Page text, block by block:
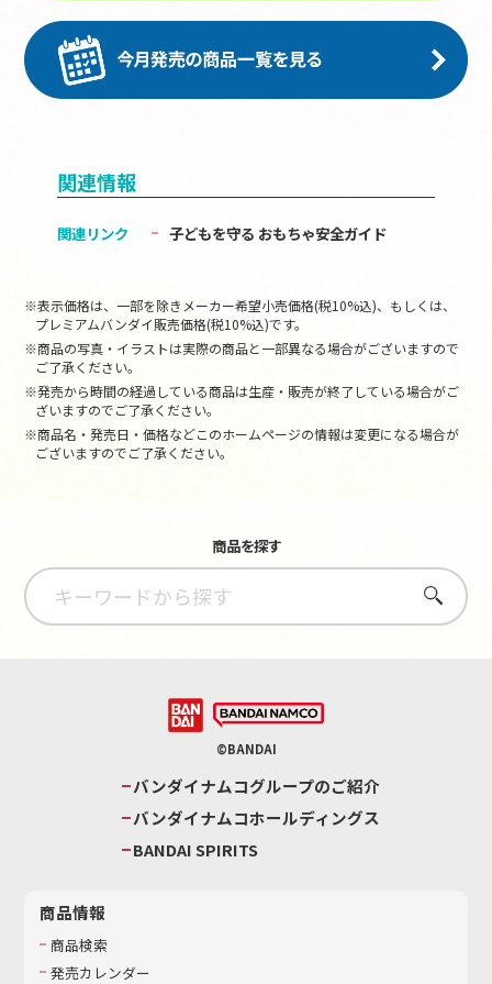
関連情報
関連リンク 子どもを守る おもちゃ安全ガイド
※表示価格は、一部を除きメーカー希望小売価格(税10%込)、もしくは、
プレミアムバンダイ販売価格(税10%込)です。
※商品の写真・イラストは実際の商品と一部異なる場合がございますので
ご了承ください。
※発売から時間の経過している商品は生産・販売が終了している場合がご
ざいますのでご了承ください。
※商品名・発売日・価格などこのホームページの情報は変更になる場合が
ございますのでご了承ください。
商品を探す
さがす
©BANDAI
バンダイナムコグループのご紹介
バンダイナムコホールディングス
BANDAI SPIRITS
商品情報
商品検索
発売カレンダー